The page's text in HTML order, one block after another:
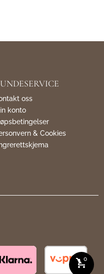
shopping_cart
0
oss
konto
& Cookies